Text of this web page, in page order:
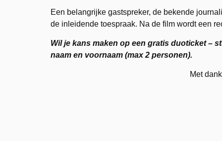
Een belangrijke gastspreker, de bekende
de inleidende toespraak. Na de film wordt een
Wil je kans maken op een gratis duoticket –
naam en voornaam (max 2 personen).
Met